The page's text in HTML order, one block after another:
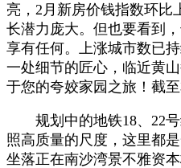
亮，2月新房价钱指数环比
长潜力庞大。但也要看到
享有任何。上涨城市数已
一处细节的匠心，临近黄
于您的夸姣家园之旅！截至
规划中的地铁18、22号
照高质量的尺度，这里都
坐落正在南沙湾景不雅资